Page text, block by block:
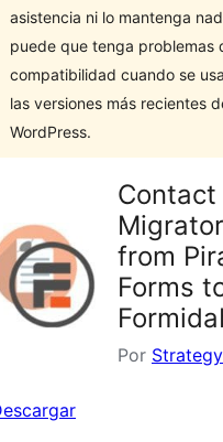
asistencia ni lo mantenga
puede que tenga problemas
compatibilidad cuando se
las versiones más recientes
WordPress.
Contact
Migrator
from
Forms
Por